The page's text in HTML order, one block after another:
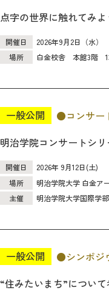
点字の世界に触れてみよ
開催日
2026年9月2日（水）
場所
白金校舎 本館3階
一般公開 コンサー
明治学院コンサートシ
開催日
2026年 9月12日(土)
場所
明治学院大学 白金ア
主催
明治学院大学国際学部
一般公開 シンポジ
“住みたいまち”につい